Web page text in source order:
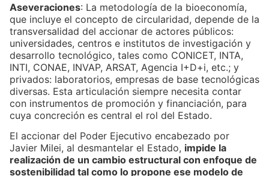
Aseveraciones: La metodología de la bioeconomía,
que incluye el concepto de circularidad, depende de la
transversalidad del accionar de actores públicos:
universidades, centros e institutos de investigación y
desarrollo tecnológico, tales como CONICET, INTA,
INTI, CONAE, INVAP, ARSAT, Agencia I+D+i, etc.; y
privados: laboratorios, empresas de base tecnológicas
diversas. Esta articulación siempre necesita contar
con instrumentos de promoción y financiación, para
cuya concreción es central el rol del Estado.
El accionar del Poder Ejecutivo encabezado por
Javier Milei, al desmantelar el Estado, impide la
realización de un cambio estructural con enfoque de
sostenibilidad tal como lo propone ese modelo de